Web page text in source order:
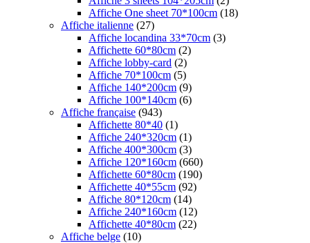
Affiche One sheet 70*100cm (18)
Affiche italienne (27)
Affiche locandina 33*70cm (3)
Affichette 60*80cm (2)
Affiche lobby-card (2)
Affiche 70*100cm (5)
Affiche 140*200cm (9)
Affiche 100*140cm (6)
Affiche française (943)
Affichette 80*40 (1)
Affiche 240*320cm (1)
Affiche 400*300cm (3)
Affiche 120*160cm (660)
Affichette 60*80cm (190)
Affichette 40*55cm (92)
Affiche 80*120cm (14)
Affiche 240*160cm (12)
Affichette 40*80cm (22)
Affiche belge (10)